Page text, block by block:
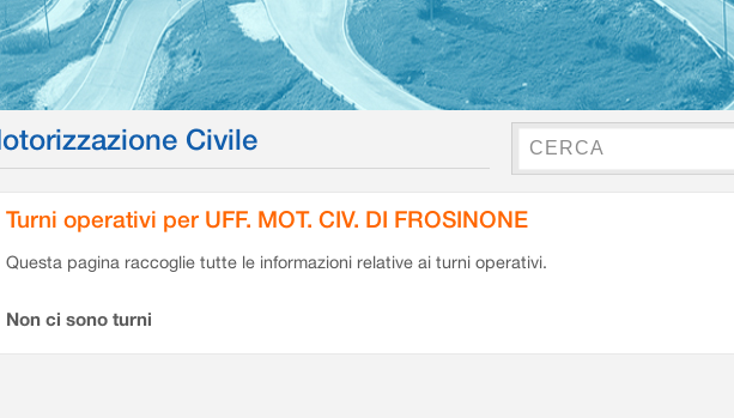
Civile
Turni operativi per UFF. MOT. CIV. DI FROSINONE
Questa pagina raccoglie tutte le informazioni relative ai turni operativi.
Non ci sono turni